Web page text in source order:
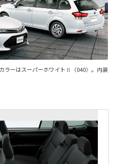
ラーはスーパーホワイトⅡ〈040〉。内装